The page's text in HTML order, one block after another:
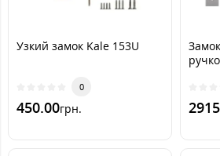
Узкий замок Kale 153U
0
450.00грн.